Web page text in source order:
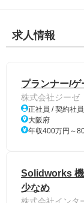
求人情報
プランナー/ゲ
株式会社ジーゼ
正社員 / 契約社員
大阪府
年収400万円～
Solidworks
少なめ